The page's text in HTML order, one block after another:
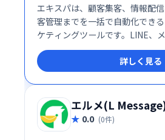
エキスパは、顧客集客、情報配
客管理までを一括で自動化でき
ケティングツールです。LINE、
せた「トリプル配信」により到
一人ひとりに合わせたシナリオ設
や管理を自動化することで、作
を削減。さらに、ノーコードで
ー運営機能も搭載しており、ビジ
ールアップを強力にサポートしま
詳しく見る
エルメ(L
0.0 (0件)